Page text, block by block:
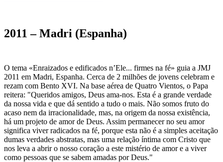
2011 – Madri (Espanha)
O tema «Enraizados e edificados n’Ele... firmes na fé» guia a JMJ
2011 em Madri, Espanha. Cerca de 2 milhões de jovens celebram e
rezam com Bento XVI. Na base aérea de Quatro Vientos, o Papa
reitera: "Queridos amigos, Deus ama-nos. Esta é a grande verdade
da nossa vida e que dá sentido a tudo o mais. Não somos fruto do
acaso nem da irracionalidade, mas, na origem da nossa existência,
há um projeto de amor de Deus. Assim permanecer no seu amor
significa viver radicados na fé, porque esta não é a simples aceitação
dumas verdades abstratas, mas uma relação íntima com Cristo que
nos leva a abrir o nosso coração a este mistério de amor e a viver
como pessoas que se sabem amadas por Deus."